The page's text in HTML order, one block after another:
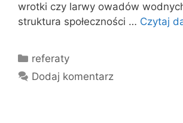
wrotki czy larwy owadów
struktura społeczności … Czytaj
Kategorie
referaty
Dodaj komentarz